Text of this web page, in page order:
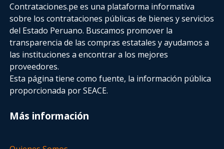
Contrataciones.pe es una plataforma informativa
sobre los contrataciones públicas de bienes y servicios
del Estado Peruano. Buscamos promover la
transparencia de las compras estatalesy ayudamos a
las instituciones a encontrar a los mejores
proveedores.
Esta página tiene como fuente, la información pública
proporcionada por SEACE.
Más información